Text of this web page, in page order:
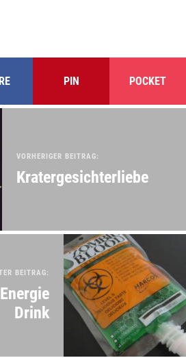
PIN POCKET
VORHERIGER BEITRAG:
Kratergesichterliebe
BEITRAG:
Drink